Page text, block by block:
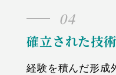
04
確立された技
経験を積んだ形成